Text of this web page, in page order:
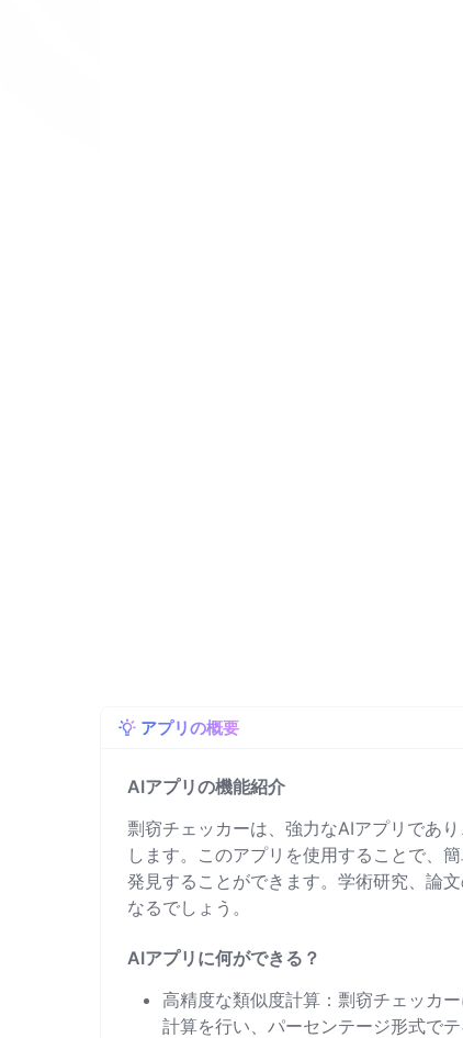
アプリの概要
AIアプリの機能紹介
剽窃チェッカーは、強力なAIアプリであ
します。このアプリを使用することで、
発見することができます。学術研究、論
なるでしょう。
AIアプリに何ができる？
高精度な類似度計算：剽窃チェッカ
計算を行い、パーセンテージ形式で